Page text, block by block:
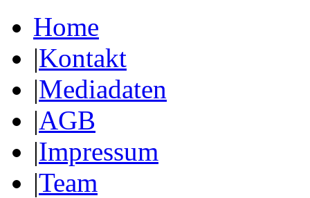
Home
|Kontakt
|Mediadaten
|AGB
|Impressum
|Team